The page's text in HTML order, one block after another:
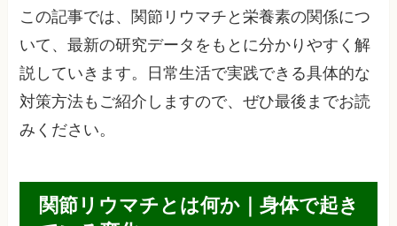
この記事では、関節リウマチと栄養素の関係につ
いて、最新の研究データをもとに分かりやすく解
説していきます。日常生活で実践できる具体的な
対策方法もご紹介しますので、ぜひ最後までお読
みください。
関節リウマチとは何か｜身体で起き